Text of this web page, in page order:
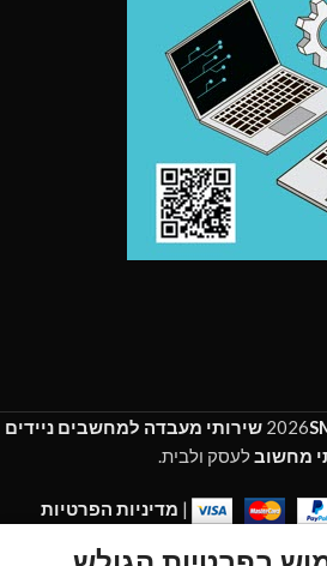
2026 שירותי מעבדה למחשבים ניידים
מחשובלעסק ולבית.
| מדיניות הפרטיות